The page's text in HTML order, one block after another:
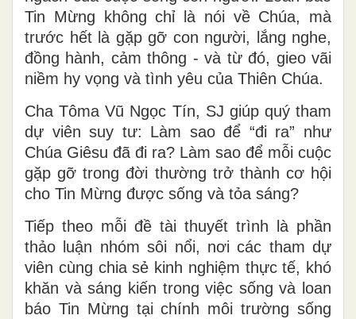
Tin Mừng không chỉ là nói về Chúa, mà
trước hết là gặp gỡ con người, lắng nghe,
đồng hành, cảm thông - và từ đó, gieo vãi
niềm hy vọng và tình yêu của Thiên Chúa.
Cha Tôma Vũ Ngọc Tín, SJ giúp quý tham
dự viên suy tư: Làm sao để “đi ra” như
Chúa Giêsu đã đi ra? Làm sao để mỗi cuộc
gặp gỡ trong đời thường trở thành cơ hội
cho Tin Mừng được sống và tỏa sáng?
Tiếp theo mỗi đề tài thuyết trình là phần
thảo luận nhóm sôi nổi, nơi các tham dự
viên cùng chia sẻ kinh nghiệm thực tế, khó
khăn và sáng kiến trong việc sống và loan
báo Tin Mừng tại chính môi trường sống